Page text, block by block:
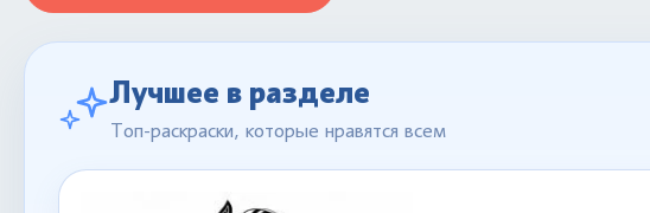
Лучшее в разделе
Топ-раскраски, которые нравятся всем